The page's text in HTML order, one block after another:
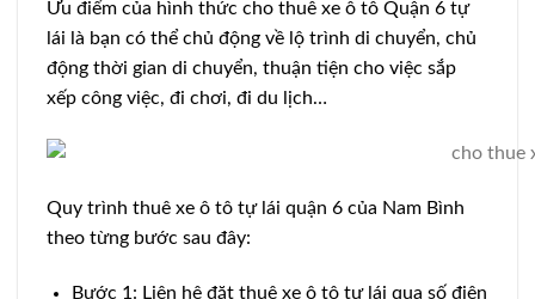
Ưu điểm của hình thức cho thuê xe ô tô Quận 6 tự
lái là bạn có thể chủ động về lộ trình di chuyển, chủ
động thời gian di chuyển, thuận tiện cho việc sắp
xếp công việc, đi chơi, đi du lịch…
Quy trình thuê xe ô tô tự lái quận 6 của Nam Bình
theo từng bước sau đây:
Bước 1: Liên hệ đặt thuê xe ô tô tự lái qua số điện